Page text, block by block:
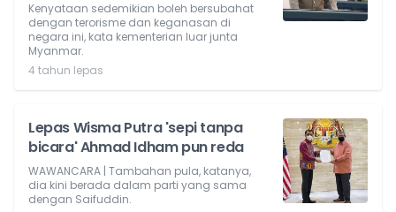
Kenyataan sedemikian boleh bersubahat
dengan terorisme dan keganasan di
negara ini, kata kementerian luar junta
Myanmar.
4 tahun lepas
Lepas Wisma Putra 'sepi tanpa
bicara' Ahmad Idham pun reda
WAWANCARA | Tambahan pula, katanya,
dia kini berada dalam parti yang sama
dengan Saifuddin.